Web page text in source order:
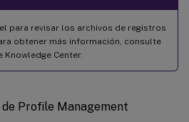
para revisar los archivos de registros
obtener más información, consulte
Knowledge Center.
Profile Management